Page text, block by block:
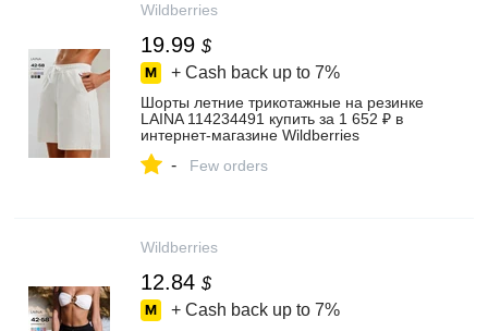
Wildberries
19.99 $
+ Cash back up to 7%
Шорты летние трикотажные на резинке
LAINA 114234491 купить за 1 652 ₽ в
интернет‑магазине Wildberries
- Few orders
Wildberries
12.84 $
+ Cash back up to 7%